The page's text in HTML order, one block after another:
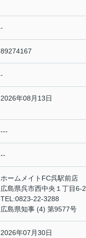
-
89274167
-
2026年08月13日
---
--
ホームメイトFC呉駅前店
広島県呉市西中央１丁目6-2
TEL:0823-22-3288
広島県知事 (4) 第9577号
2026年07月30日